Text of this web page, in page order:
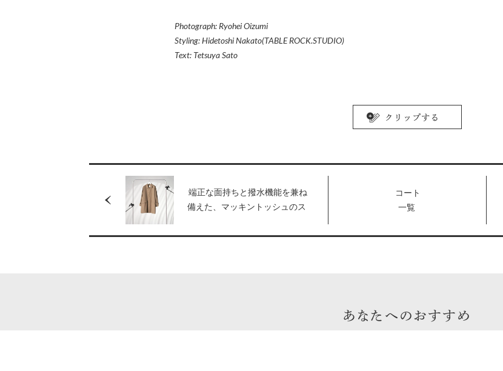
Photograph: Ryohei Oizumi
Styling: Hidetoshi Nakato(TABLE ROCK.STUDIO)
Text: Tetsuya Sato
端正な面持ちと撥水機能を兼ね
備えた、マッキントッシュのス
コート
一覧
あなたへのおすすめ